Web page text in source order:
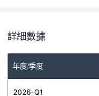
詳細數據
年度/季度
2026-Q1